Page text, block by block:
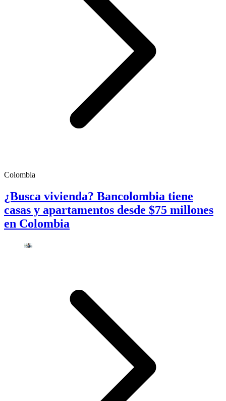
Colombia
¿Busca vivienda? Bancolombia tiene
casas y apartamentos desde $75 millones
en Colombia